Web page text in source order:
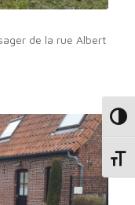
de la rue Albert